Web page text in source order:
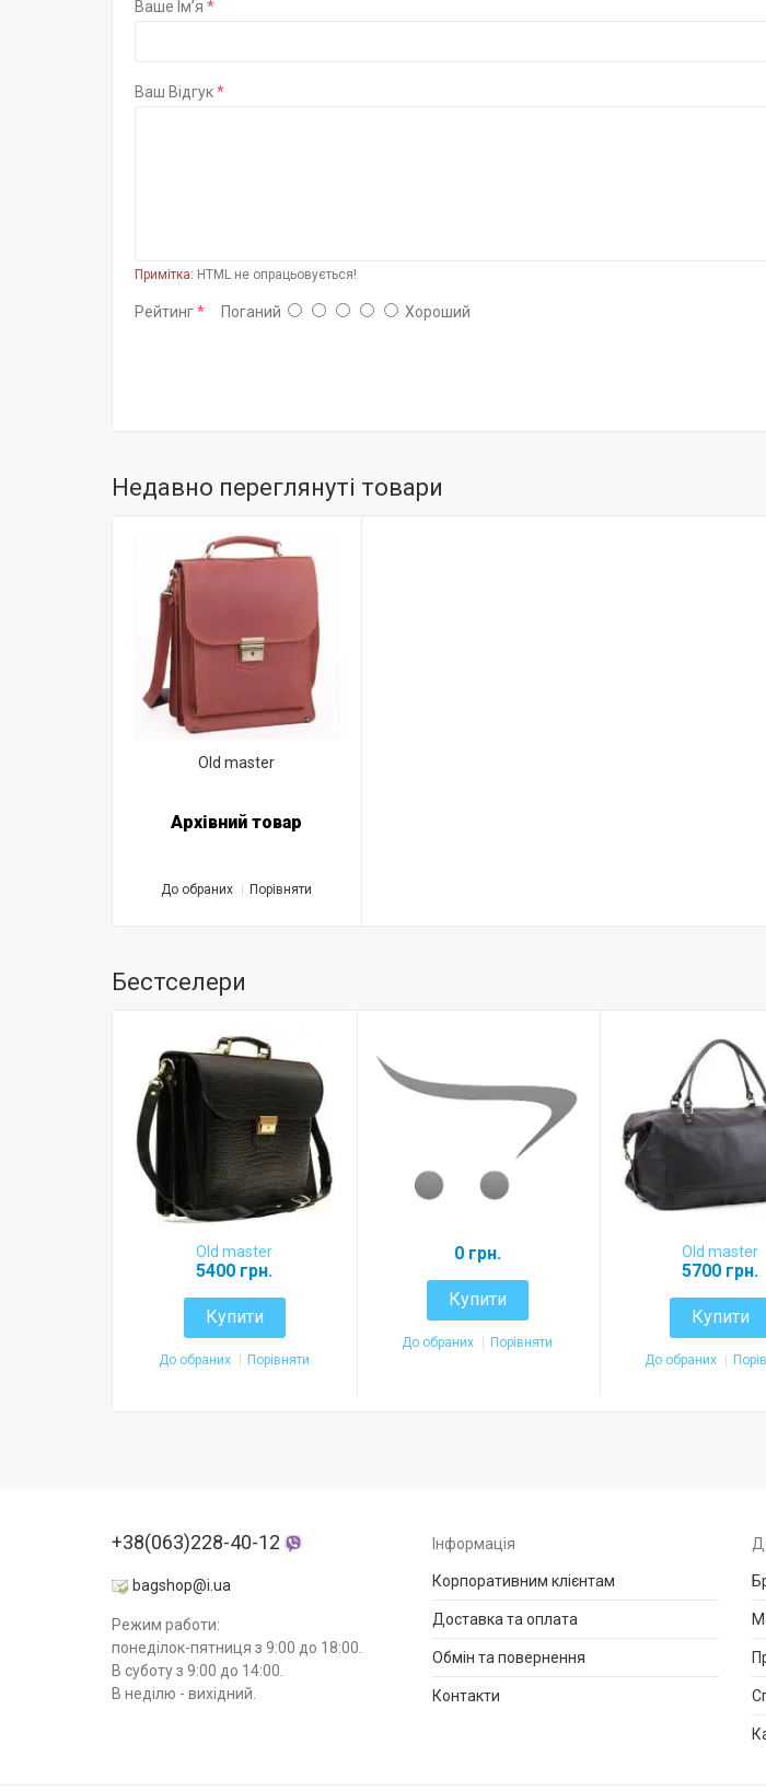
Ваше Ім’я
Ваш Відгук
Примітка: HTML не опрацьовується!
Рейтинг Поганий Хороший
Недавно переглянуті товари
Old master
Архівний товар
До обраних Порівняти
Бестселери
Old master
5400 грн.
Купити
До обраних Порівняти
0 грн.
Купити
До обраних Порівняти
Old master
5700 грн.
Купити
До обраних
+38(063)228-40-12
bagshop@i.ua
Режим работи:
понеділок-пятниця з 9:00 до 18:00.
В суботу з 9:00 до 14:00.
В неділю - вихідний.
Інформація
Корпоративним клієнтам
Доставка та оплата
Обмін та повернення
Контакти